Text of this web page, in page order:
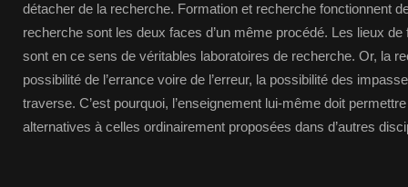
détacher de la recherche. Formation et recherche fonctionnent
recherche sont les deux faces d’un même procédé. Les lieux
sont en ce sens de véritables laboratoires de recherche. Or, la
possibilité de l’errance voire de l’erreur, la possibilité des
traverse. C’est pourquoi, l’enseignement lui-même doit
alternatives à celles ordinairement proposées dans d’autres